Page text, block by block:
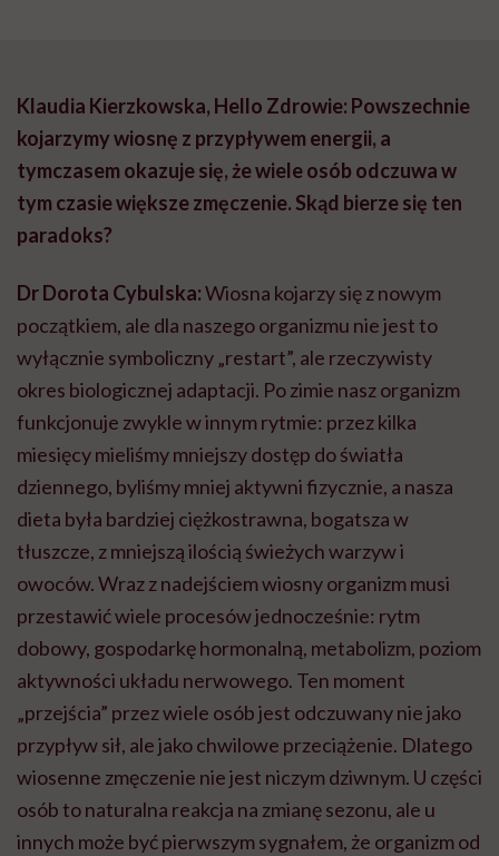
Klaudia Kierzkowska, Hello Zdrowie: Powszechnie
kojarzymy wiosnę z przypływem energii, a
tymczasem okazuje się, że wiele osób odczuwa w
tym czasie większe zmęczenie. Skąd bierze się ten
paradoks?
Dr Dorota Cybulska:Wiosna kojarzy się z nowym
początkiem, ale dla naszego organizmu nie jest to
wyłącznie symboliczny „restart”, ale rzeczywisty
okres biologicznej adaptacji. Po zimie nasz organizm
funkcjonuje zwykle w innym rytmie: przez kilka
miesięcy mieliśmy mniejszy dostęp do światła
dziennego, byliśmy mniej aktywni fizycznie, a nasza
dieta była bardziej ciężkostrawna, bogatsza w
tłuszcze, z mniejszą ilością świeżych warzyw i
owoców. Wraz z nadejściem wiosny organizm musi
przestawić wiele procesów jednocześnie: rytm
dobowy, gospodarkę hormonalną, metabolizm, poziom
aktywności układu nerwowego. Ten moment
„przejścia” przez wiele osób jest odczuwany nie jako
przypływ sił, ale jako chwilowe przeciążenie. Dlatego
wiosenne zmęczenie nie jest niczym dziwnym. U części
osób to naturalna reakcja na zmianę sezonu, ale u
innych może być pierwszym sygnałem, że organizm od